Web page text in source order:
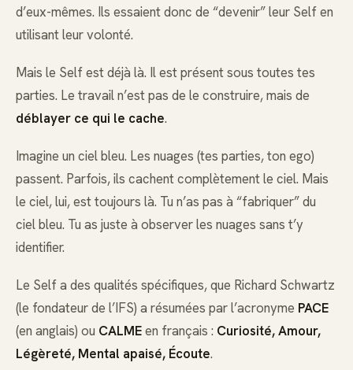
d’eux-mêmes. Ils essaient donc de “devenir” leur Self en
utilisant leur volonté.
Mais le Self est déjà là. Il est présent sous toutes tes
parties. Le travail n’est pas de le construire, mais de
déblayer ce qui le cache.
Imagine un ciel bleu. Les nuages (tes parties, ton ego)
passent. Parfois, ils cachent complètement le ciel. Mais
le ciel, lui, est toujours là. Tu n’as pas à “fabriquer” du
ciel bleu. Tu as juste à observer les nuages sans t’y
identifier.
Le Self a des qualités spécifiques, que Richard Schwartz
(le fondateur de l’IFS) a résumées par l’acronyme PACE
(en anglais) ou CALMEen français : Curiosité, Amour,
Légèreté, Mental apaisé, Écoute.